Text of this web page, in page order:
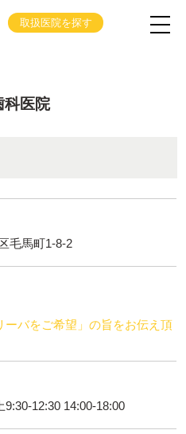
取扱医院を探す
科医院
毛馬町1-8-2
ーバをご希望」の旨をお伝え頂
12:30 14:00-18:00